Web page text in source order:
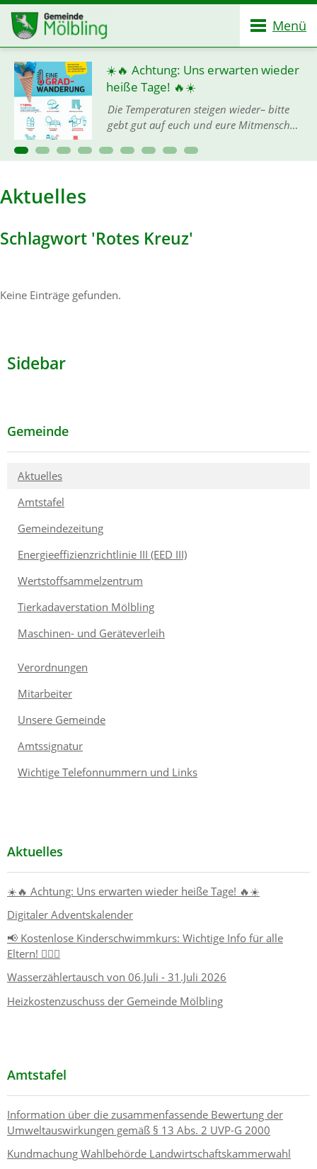
Menü
☀️🔥 Achtung: Uns erwarten wieder
heiße Tage! 🔥☀️
Die Temperaturen steigen wieder– bitte
gebt gut auf euch und eure Mitmenschen
spaßen! 🙏💦 Damit ihr gut und gesund
Aktuelles
Schlagwort 'Rotes Kreuz'
Keine Einträge gefunden.
Sidebar
Gemeinde
Aktuelles
Amtstafel
Gemeindezeitung
Energieeffizienzrichtlinie III (EED III)
Wertstoffsammelzentrum
Tierkadaverstation Mölbling
Maschinen- und Geräteverleih
Verordnungen
Mitarbeiter
Unsere Gemeinde
Amtssignatur
Wichtige Telefonnummern und Links
Aktuelles
☀️🔥 Achtung: Uns erwarten wieder heiße Tage! 🔥☀️
Digitaler Adventskalender
📢 Kostenlose Kinderschwimmkurs: Wichtige Info für alle
Eltern! 🏊‍♂️👶
Wasserzählertausch von 06.Juli - 31.Juli 2026
Heizkostenzuschuss der Gemeinde Mölbling
Amtstafel
Information über die zusammenfassende Bewertung der
Umweltauswirkungen gemäß § 13 Abs. 2 UVP-G 2000
Kundmachung Wahlbehörde Landwirtschaftskammerwahl